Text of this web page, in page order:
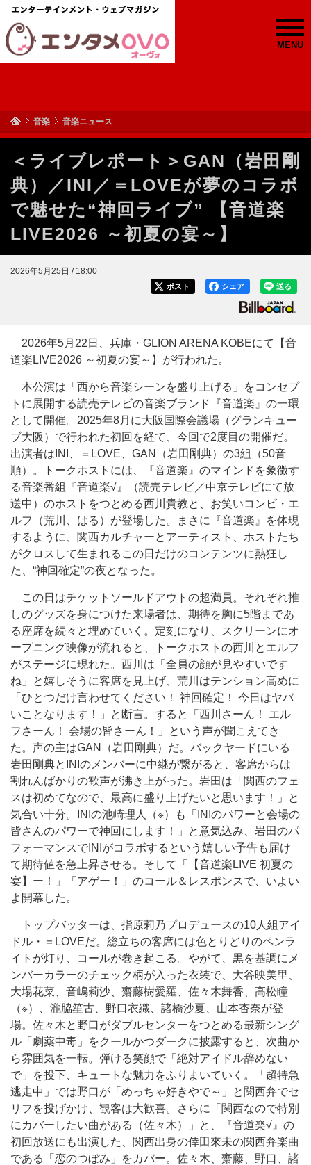
MENU
音楽 音楽ニュース
＜ライブレポート＞GAN（岩田剛
典）／INI／＝LOVEが夢のコラボ
で魅せた“神回ライブ” 【音道楽
LIVE2026 ～初夏の宴～】
2026年5月25日 / 18:00
送る
シェア
ポスト
2026年5月22日、兵庫・GLION ARENA KOBEにて【音
道楽LIVE2026 ～初夏の宴～】が行われた。
本公演は「西から音楽シーンを盛り上げる」をコンセプ
トに展開する読売テレビの音楽ブランド『音道楽』の一環
として開催。2025年8月に大阪国際会議場（グランキュー
ブ大阪）で行われた初回を経て、今回で2度目の開催だ。
出演者はINI、＝LOVE、GAN（岩田剛典）の3組（50音
順）。トークホストには、『音道楽』のマインドを象徴す
る音楽番組『音道楽√』（読売テレビ／中京テレビにて放
送中）のホストをつとめる西川貴教と、お笑いコンビ・エ
ルフ（荒川、はる）が登場した。まさに『音道楽』を体現
するように、関西カルチャーとアーティスト、ホストたち
がクロスして生まれるこの日だけのコンテンツに熱狂し
た、“神回確定”の夜となった。
この日はチケットソールドアウトの超満員。それぞれ推
しのグッズを身につけた来場者は、期待を胸に5階まであ
る座席を続々と埋めていく。定刻になり、スクリーンにオ
ープニング映像が流れると、トークホストの西川とエルフ
がステージに現れた。西川は「全員の顔が見やすいです
ね」と嬉しそうに客席を見上げ、荒川はテンション高めに
「ひとつだけ言わせてください！ 神回確定！ 今日はヤバ
いことなります！」と断言。すると「西川さーん！ エル
フさーん！ 会場の皆さーん！」という声が聞こえてき
た。声の主はGAN（岩田剛典）だ。バックヤードにいる
岩田剛典とINIのメンバーに中継が繋がると、客席からは
割れんばかりの歓声が沸き上がった。岩田は「関西のフェ
スは初めてなので、最高に盛り上げたいと思います！」と
気合い十分。INIの池崎理人（※）も「INIのパワーと会場の
皆さんのパワーで神回にします！」と意気込み、岩田のパ
フォーマンスでINIがコラボするという嬉しい予告も届け
て期待値を急上昇させる。そして「【音道楽LIVE 初夏の
宴】ー！」「アゲー！」のコール＆レスポンスで、いよい
よ開幕した。
トップバッターは、指原莉乃プロデュースの10人組アイ
ドル・＝LOVEだ。総立ちの客席には色とりどりのペンラ
イトが灯り、コールが巻き起こる。やがて、黒を基調にメ
ンバーカラーのチェック柄が入った衣装で、大谷映美里、
大場花菜、音嶋莉沙、齋藤樹愛羅、佐々木舞香、高松瞳
（※）、瀧脇笙古、野口衣織、諸橋沙夏、山本杏奈が登
場。佐々木と野口がダブルセンターをつとめる最新シング
ル「劇薬中毒」をクールかつダークに披露すると、次曲か
ら雰囲気を一転。弾ける笑顔で「絶対アイドル辞めない
で」を投下、キュートな魅力をふりまいていく。「超特急
逃走中」では野口が「めっちゃ好きやで～」と関西弁でセ
リフを投げかけ、観客は大歓喜。さらに「関西なので特別
にカバーしたい曲がある（佐々木）」と、『音道楽√』の
初回放送にも出演した、関西出身の倖田來未の関西弁楽曲
である「恋のつぼみ」をカバー。佐々木、齋藤、野口、諸